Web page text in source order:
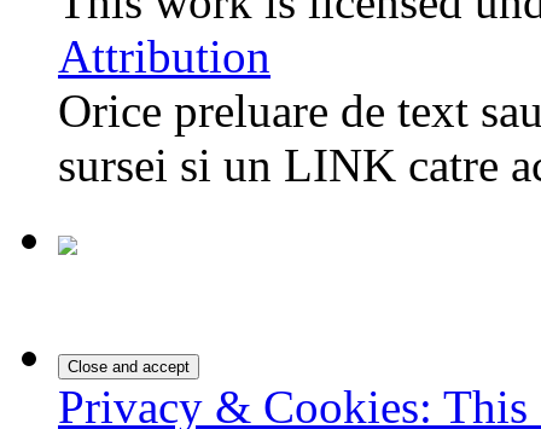
Attribution
Orice preluare de text
sursei si un LINK catre
Privacy & Cookies: